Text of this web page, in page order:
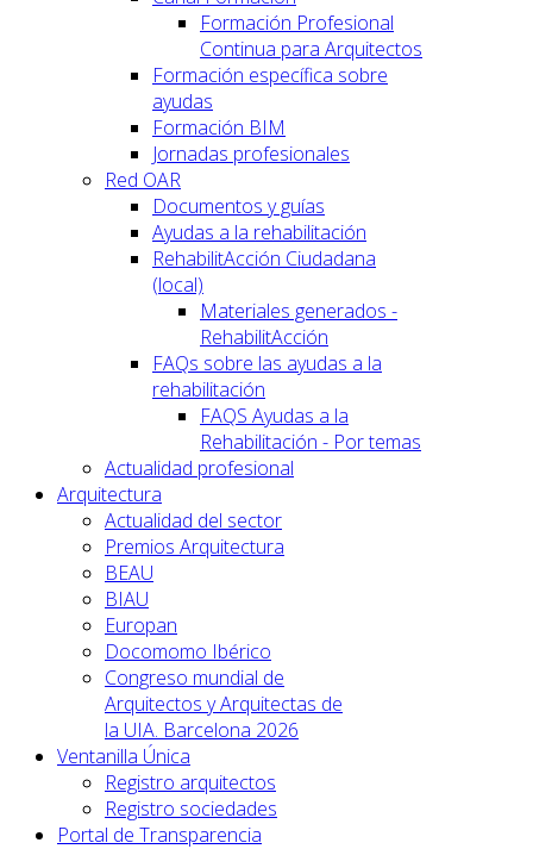
Formación Profesional
Continua para Arquitectos
Formación específica sobre
ayudas
Formación BIM
Jornadas profesionales
Red OAR
Documentos y guías
Ayudas a la rehabilitación
RehabilitAcción Ciudadana
(local)
Materiales generados -
RehabilitAcción
FAQs sobre las ayudas a la
rehabilitación
FAQS Ayudas a la
Rehabilitación - Por temas
Actualidad profesional
Arquitectura
Actualidad del sector
Premios Arquitectura
BEAU
BIAU
Europan
Docomomo Ibérico
Congreso mundial de
Arquitectos y Arquitectas de
la UIA. Barcelona 2026
Ventanilla Única
Registro arquitectos
Registro sociedades
Portal de Transparencia